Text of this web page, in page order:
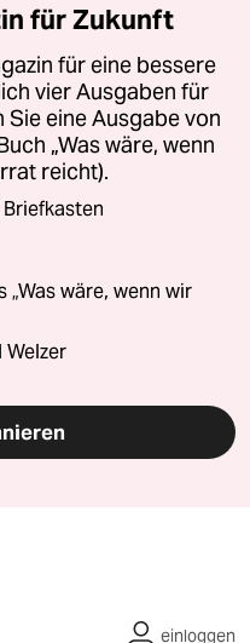
für Zukunft
für eine bessere
vier Ausgaben für
eine Ausgabe von
„Was wäre, wenn
reicht).
„Was wäre, wenn wir
Welzer
einloggen